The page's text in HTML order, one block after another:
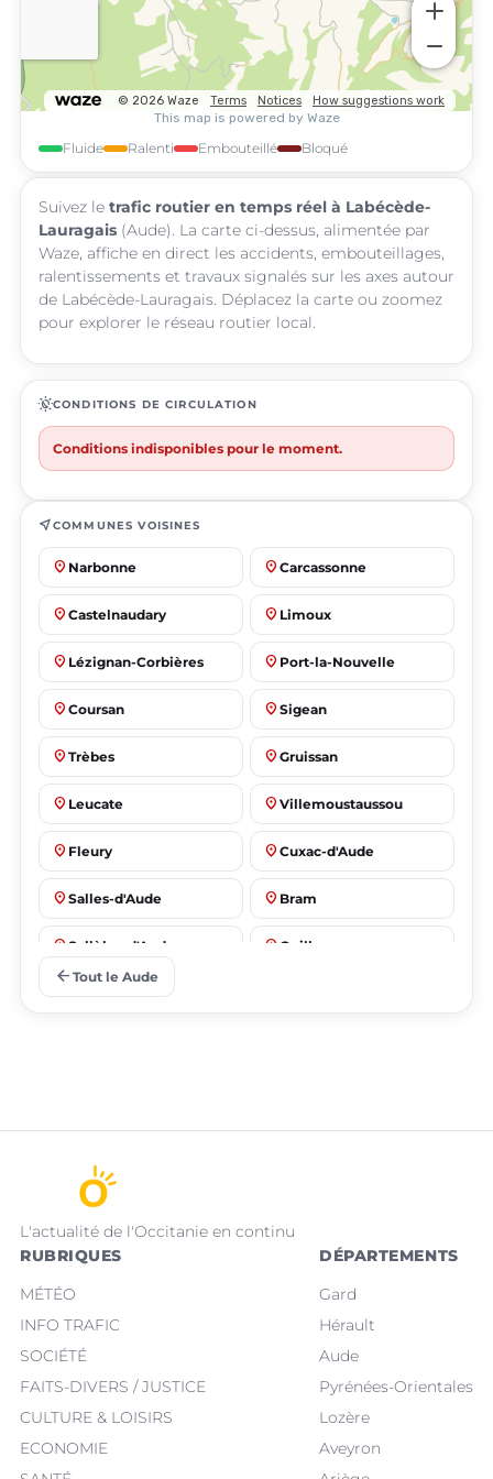
Fluide Ralenti Embouteillé Bloqué
Suivez le trafic routier en temps réel à Labécède-
Lauragais (Aude). La carte ci-dessus, alimentée par
Waze, affiche en direct les accidents, embouteillages,
ralentissements et travaux signalés sur les axes autour
de Labécède-Lauragais. Déplacez la carte ou zoomez
pour explorer le réseau routier local.
routineCONDITIONS DE CIRCULATION
Conditions indisponibles pour le moment.
near_meCOMMUNES VOISINES
place Narbonne place Carcassonne
place Castelnaudary place Limoux
place Lézignan-Corbières place Port-la-Nouvelle
place Coursan place Sigean
place Trèbes place Gruissan
place Leucate place Villemoustaussou
place Fleury place Cuxac-d'Aude
place Salles-d'Aude place Bram
place Sallèles-d'Aude place Quillan
arrow_back Tout le Aude
L'actualité de l'Occitanie en continu
RUBRIQUES
MÉTÉO
INFO TRAFIC
SOCIÉTÉ
FAITS-DIVERS / JUSTICE
CULTURE & LOISIRS
ECONOMIE
DÉPARTEMENTS
Gard
Hérault
Aude
Pyrénées-Orientales
Lozère
Aveyron